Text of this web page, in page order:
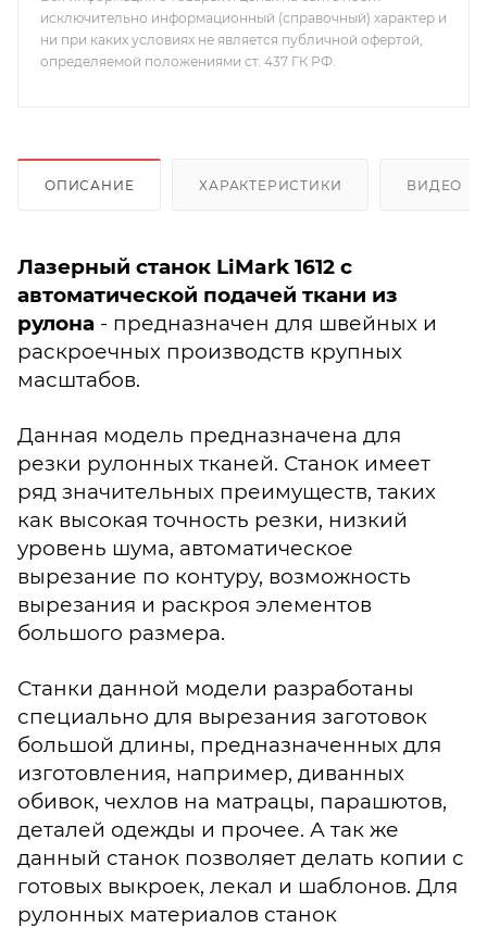
исключительно информационный (справочный) характер и
ни при каких условиях не является публичной офертой,
определяемой положениями ст. 437 ГК РФ.
ОПИСАНИЕ ХАРАКТЕРИСТИКИ ВИДЕО
Лазерный станок LiMark 1612 с
автоматической подачей ткани из
рулона - предназначен для швейных и
раскроечных производств крупных
масштабов.
Данная модель предназначена для
резки рулонных тканей. Станок имеет
ряд значительных преимуществ, таких
как высокая точность резки, низкий
уровень шума, автоматическое
вырезание по контуру, возможность
вырезания и раскроя элементов
большого размера.
Станки данной модели разработаны
специально для вырезания заготовок
большой длины, предназначенных для
изготовления, например, диванных
обивок, чехлов на матрацы, парашютов,
деталей одежды и прочее. А так же
данный станок позволяет делать копии с
готовых выкроек, лекал и шаблонов. Для
рулонных материалов станок